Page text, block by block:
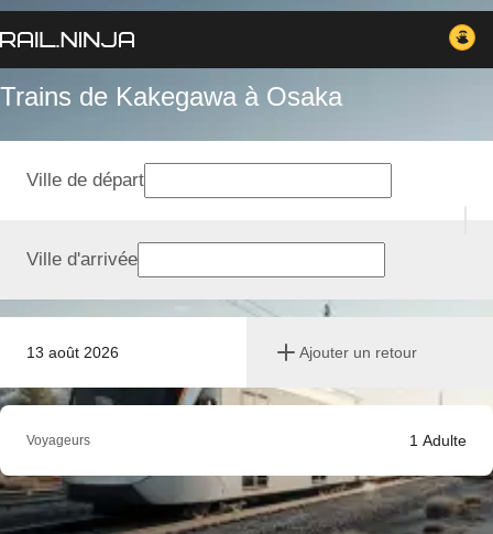
Trains de Kakegawa à Osaka
13 août 2026 Ajouter un retour
Ville de départ
Ville d'arrivée
Voyageurs 1 Adulte